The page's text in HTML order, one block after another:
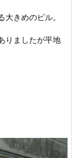
きめのビル。
りましたが平地